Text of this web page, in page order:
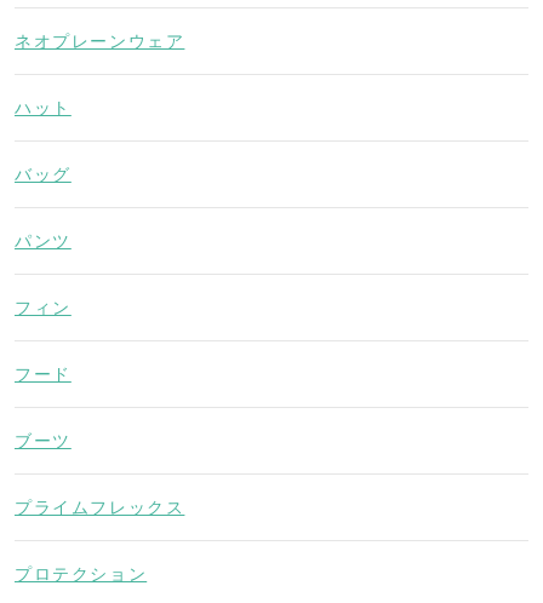
ネオプレーンウェア
ハット
バッグ
パンツ
フィン
フード
ブーツ
プライムフレックス
プロテクション